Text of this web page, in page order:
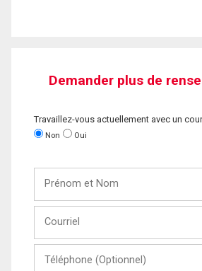
Demander plus de
Travaillez-vous actuellement avec un
Non Oui
Nom
(Optionnel)